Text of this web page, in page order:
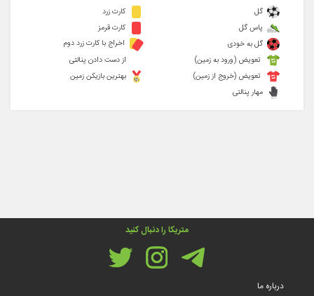
گل
پاس گل
گل به خودی
کارت زرد
کارت قرمز
اخراج با کارت زرد دوم
تعویض (ورود به زمین)
تعویض (خروج از زمین)
مهار پنالتی
از دست دادن پنالتی
بهترین بازیکن زمین
متریکا را دنبال کنید
درباره ما